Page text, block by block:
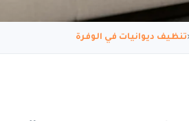
تنظيف ديوانيات في الوفرة